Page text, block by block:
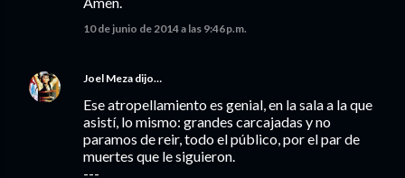
10 de junio de 2014 a las 9:46 p.m.
Joel Meza dijo…
Ese atropellamiento es genial, en la sala a la que
asistí, lo mismo: grandes carcajadas y no
paramos de reir, todo el público, por el par de
muertes que le siguieron.
---